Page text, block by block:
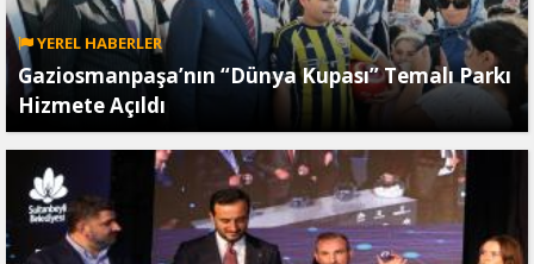
YEREL HABERLER
Gaziosmanpaşa’nın “Dünya Kupası” Temalı Parkı
Hizmete Açıldı